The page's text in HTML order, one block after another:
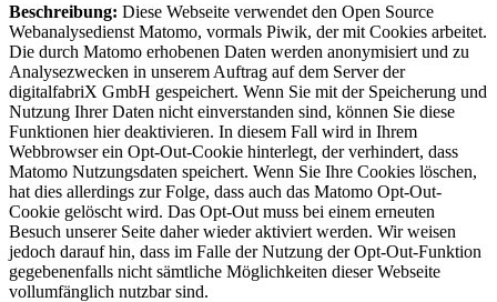
Beschreibung: Diese Webseite verwendet den Open Source
Webanalysedienst Matomo, vormals Piwik, der mit Cookies arbeitet.
Die durch Matomo erhobenen Daten werden anonymisiert und zu
Analysezwecken in unserem Auftrag auf dem Server der
digitalfabriX GmbH gespeichert. Wenn Sie mit der Speicherung und
Nutzung Ihrer Daten nicht einverstanden sind, können Sie diese
Funktionen hier deaktivieren. In diesem Fall wird in Ihrem
Webbrowser ein Opt-Out-Cookie hinterlegt, der verhindert, dass
Matomo Nutzungsdaten speichert. Wenn Sie Ihre Cookies löschen,
hat dies allerdings zur Folge, dass auch das Matomo Opt-Out-
Cookie gelöscht wird. Das Opt-Out muss bei einem erneuten
Besuch unserer Seite daher wieder aktiviert werden. Wir weisen
jedoch darauf hin, dass im Falle der Nutzung der Opt-Out-Funktion
gegebenenfalls nicht sämtliche Möglichkeiten dieser Webseite
vollumfänglich nutzbar sind.